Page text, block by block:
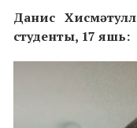
Данис
студенты, 17 яшь: